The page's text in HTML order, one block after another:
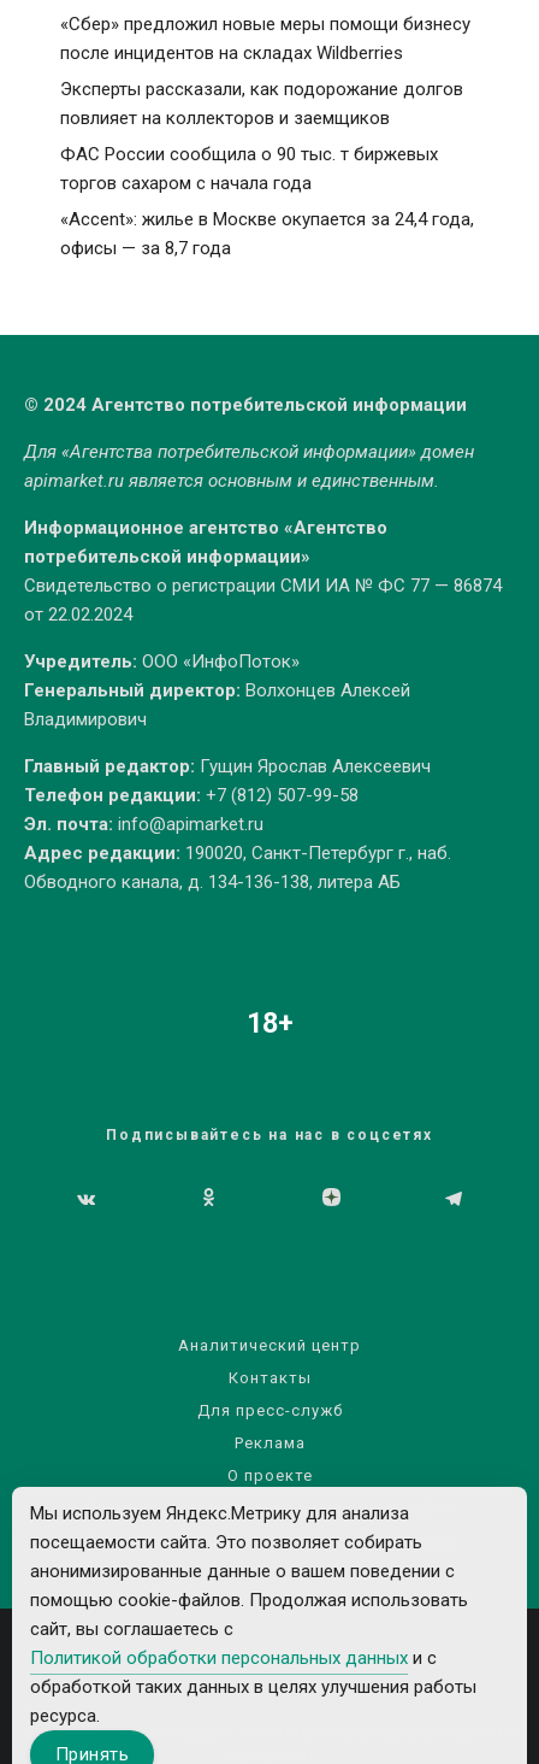
«Сбер» предложил новые меры помощи бизнесу
после инцидентов на складах Wildberries
Эксперты рассказали, как подорожание долгов
повлияет на коллекторов и заемщиков
ФАС России сообщила о 90 тыс. т биржевых
торгов сахаром с начала года
«Accent»: жилье в Москве окупается за 24,4 года,
офисы — за 8,7 года
© 2024 Агентство потребительской информации
Для «Агентства потребительской информации» домен
apimarket.ruявляется основным и единственным.
Информационное агентство «Агентство
потребительской информации»
Свидетельство о регистрации СМИ ИА № ФС 77 — 86874
от 22.02.2024
Учредитель: ООО «ИнфоПоток»
Генеральный директор: Волхонцев Алексей
Владимирович
Главный редактор: Гущин Ярослав Алексеевич
Телефон редакции: +7 (812) 507-99-58
Эл. почта: info@apimarket.ru
Адрес редакции: 190020, Санкт-Петербург г., наб.
Обводного канала, д. 134-136-138, литера АБ
18+
Подписывайтесь на нас в соцсетях
Аналитический центр
Контакты
Для пресс-служб
Реклама
О проекте
Правила использования материалов сайта
Политика обработки персональных данных
Все рекламируемые товары и услуги имеют необходимые лицензии и
Мы используем Яндекс.Метрику для анализа
посещаемости сайта. Это позволяет собирать
анонимизированные данные о вашем поведении с
помощью cookie-файлов. Продолжая использовать
сайт, вы соглашаетесь с
Политикой обработки персональных данных и с
обработкой таких данных в целях улучшения работы
ресурса.
Принять